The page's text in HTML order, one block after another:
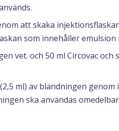
att skaka
som innehåller emulsion
vet. och 50 ml Circovac
ml) av blandningen
ska användas